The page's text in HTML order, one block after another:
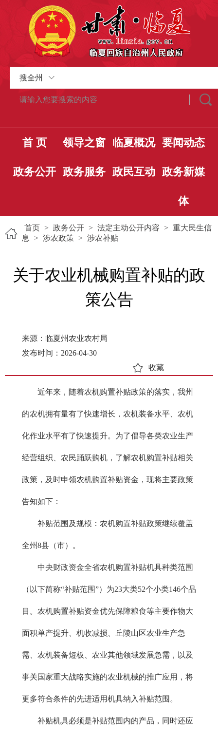
搜全州
首 页 领导之窗 临夏概况 要闻动态
政务公开 政务服务 政民互动 政务新媒
体
首页 > 政务公开 > 法定主动公开内容 > 重大民生信
息
> 涉农政策 > 涉农补贴
关于农业机械购置补贴的政
策公告
来源：临夏州农业农村局
发布时间：2026-04-30
收藏
近年来，随着农机购置补贴政策的落实，我州
的农机拥有量有了快速增长，农机装备水平、农机
化作业水平有了快速提升。为了倡导各类农业生产
经营组织、农民踊跃购机，了解农机购置补贴相关
政策，及时申领农机购置补贴资金，现将主要政策
告知如下：
补贴范围及规模：农机购置补贴政策继续覆盖
全州8县（市）。
中央财政资金全省农机购置补贴机具种类范围
（以下简称“补贴范围”）为23大类52个小类146个品
目。农机购置补贴资金优先保障粮食等主要作物大
面积单产提升、机收减损、丘陵山区农业生产急
需、农机装备短板、农业其他领域发展急需，以及
事关国家重大战略实施的农业机械的推广应用，将
更多符合条件的先进适用机具纳入补贴范围。
补贴机具必须是补贴范围内的产品，同时还应